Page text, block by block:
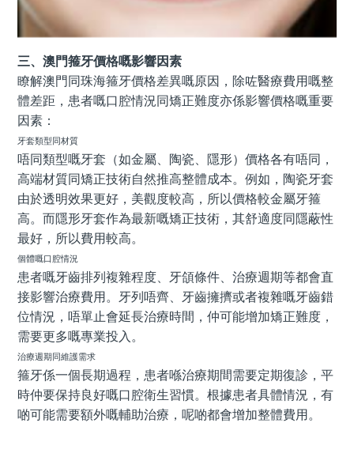
三、澳門箍牙價格嘅影響因素
瞭解澳門同珠海箍牙價格差異嘅原因，除咗醫療費用嘅整
體差距，患者嘅口腔情況同矯正難度亦係影響價格嘅重要
因素：
牙套類型同材質
唔同類型嘅牙套（如金屬、陶瓷、隱形）價格各有唔同，
高端材質同矯正技術自然推高整體成本。例如，陶瓷牙套
由於透明效果更好，美觀度較高，所以價格較金屬牙箍
高。而隱形牙套作為最新嘅矯正技術，其舒適度同隱蔽性
最好，所以費用較高。
個體嘅口腔情況
患者嘅牙齒排列複雜程度、牙頜條件、治療週期等都會直
接影響治療費用。牙列唔齊、牙齒擁擠或者複雜嘅牙齒錯
位情況，唔單止會延長治療時間，仲可能增加矯正難度，
需要更多嘅專業投入。
治療週期同維護需求
箍牙係一個長期過程，患者喺治療期間需要定期復診，平
時仲要保持良好嘅口腔衛生習慣。根據患者具體情況，有
啲可能需要額外嘅輔助治療，呢啲都會增加整體費用。